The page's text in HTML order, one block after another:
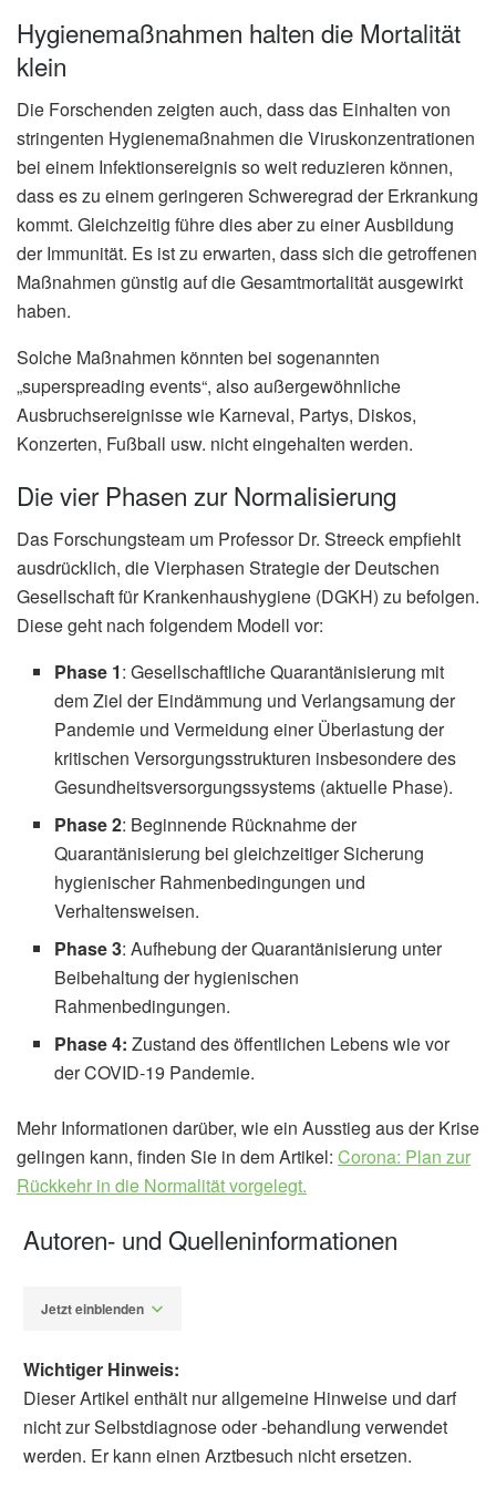
Hygienemaßnahmen halten die Mortalität
klein
Die Forschenden zeigten auch, dass das Einhalten von
stringenten Hygienemaßnahmen die Viruskonzentrationen
bei einem Infektionsereignis so weit reduzieren können,
dass es zu einem geringeren Schweregrad der Erkrankung
kommt. Gleichzeitig führe dies aber zu einer Ausbildung
der Immunität. Es ist zu erwarten, dass sich die getroffenen
Maßnahmen günstig auf die Gesamtmortalität ausgewirkt
haben.
Solche Maßnahmen könnten bei sogenannten
„superspreading events“, also außergewöhnliche
Ausbruchsereignisse wie Karneval, Partys, Diskos,
Konzerten, Fußball usw. nicht eingehalten werden.
Die vier Phasen zur Normalisierung
Das Forschungsteam um Professor Dr. Streeck empfiehlt
ausdrücklich, die Vierphasen Strategie der Deutschen
Gesellschaft für Krankenhaushygiene (DGKH) zu befolgen.
Diese geht nach folgendem Modell vor:
Phase 1: Gesellschaftliche Quarantänisierung mit
dem Ziel der Eindämmung und Verlangsamung der
Pandemie und Vermeidung einer Überlastung der
kritischen Versorgungsstrukturen insbesondere des
Gesundheitsversorgungssystems (aktuelle Phase).
Phase 2: Beginnende Rücknahme der
Quarantänisierung bei gleichzeitiger Sicherung
hygienischer Rahmenbedingungen und
Verhaltensweisen.
Phase 3: Aufhebung der Quarantänisierung unter
Beibehaltung der hygienischen
Rahmenbedingungen.
Phase 4: Zustand des öffentlichen Lebens wie vor
der COVID-19 Pandemie.
Mehr Informationen darüber, wie ein Ausstieg aus der Krise
gelingen kann, finden Sie in dem Artikel: Corona: Plan zur
Rückkehr in die Normalität vorgelegt.
Autoren- und Quelleninformationen
Jetzt einblenden
Wichtiger Hinweis:
Dieser Artikel enthält nur allgemeine Hinweise und darf
nicht zur Selbstdiagnose oder -behandlung verwendet
werden. Er kann einen Arztbesuch nicht ersetzen.